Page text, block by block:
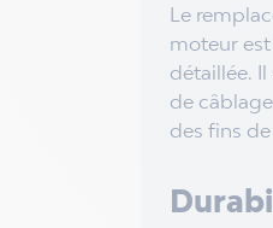
Le
moteur
détaillée.
de
des fins